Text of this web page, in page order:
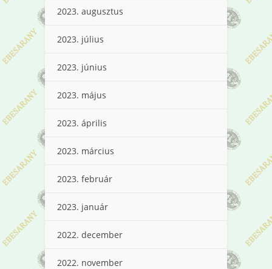
2023. augusztus
2023. július
2023. június
2023. május
2023. április
2023. március
2023. február
2023. január
2022. december
2022. november